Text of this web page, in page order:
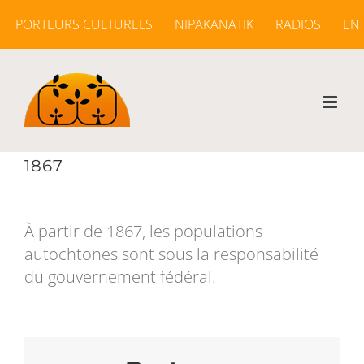
au
contenu
PORTEURS CULTURELS NIPAKANATIK RADIOS EN
1867
À partir de 1867, les populations
autochtones sont sous la responsabilité
du gouvernement fédéral.